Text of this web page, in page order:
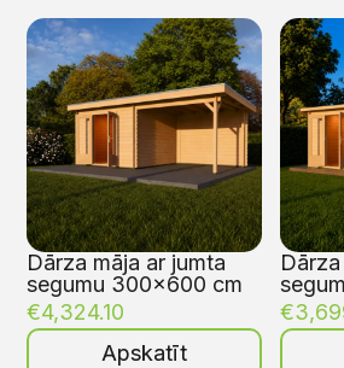
Dārza māja ar jumta
segumu 300×600 cm
€4,324.10
Apskatīt
€